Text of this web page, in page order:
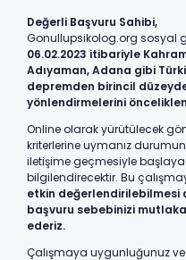
Değerli Başvuru Sahibi,
Gonullupsikolog.org sosyal
06.02.2023 itibariyle
Adıyaman, Adana gibi
depremden birincil
yönlendirmelerini
Online olarak yürütülecek
kriterlerine uymanız
iletişime geçmesiyle
bilgilendirecektir. Bu
etkin değerlendirilebilmesi
başvuru sebebinizi
ederiz.
Çalışmaya uygunluğunuz